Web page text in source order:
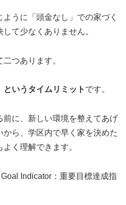
うに「頭金なし」での家づく
て少なくありません。
つあります。
というタイムリミット です。
前に、新しい環境を整えてあげ
ら、学区内で早く家を決めた
く理解できます。
Indicator：重要目標達成指